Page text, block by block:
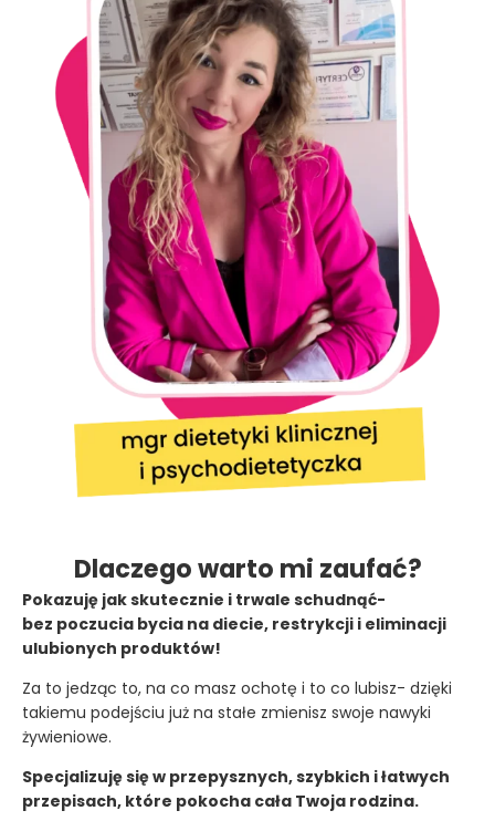
Dlaczego warto mi zaufać?
Pokazuję jak skutecznie i trwale schudnąć-
bez poczucia bycia na diecie, restrykcji i eliminacji
ulubionych produktów!
Za to jedząc to, na co masz ochotę i to co lubisz- dzięki
takiemu podejściu już na stałe zmienisz swoje nawyki
żywieniowe.
Specjalizuję się w przepysznych, szybkich i łatwych
przepisach, które pokocha cała Twoja rodzina.